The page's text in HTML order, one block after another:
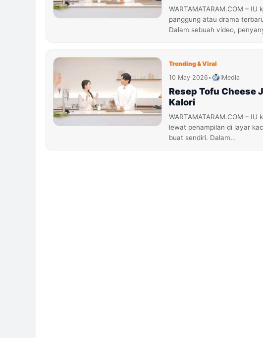
WARTAMATARAM.COM –
panggung atau drama
Dalam sebuah video,
Trending & Viral
10 May 2026• iMedia
Resep Tofu Cheese
Kalori
WARTAMATARAM.COM –
lewat penampilan di layar
buat sendiri. Dalam…